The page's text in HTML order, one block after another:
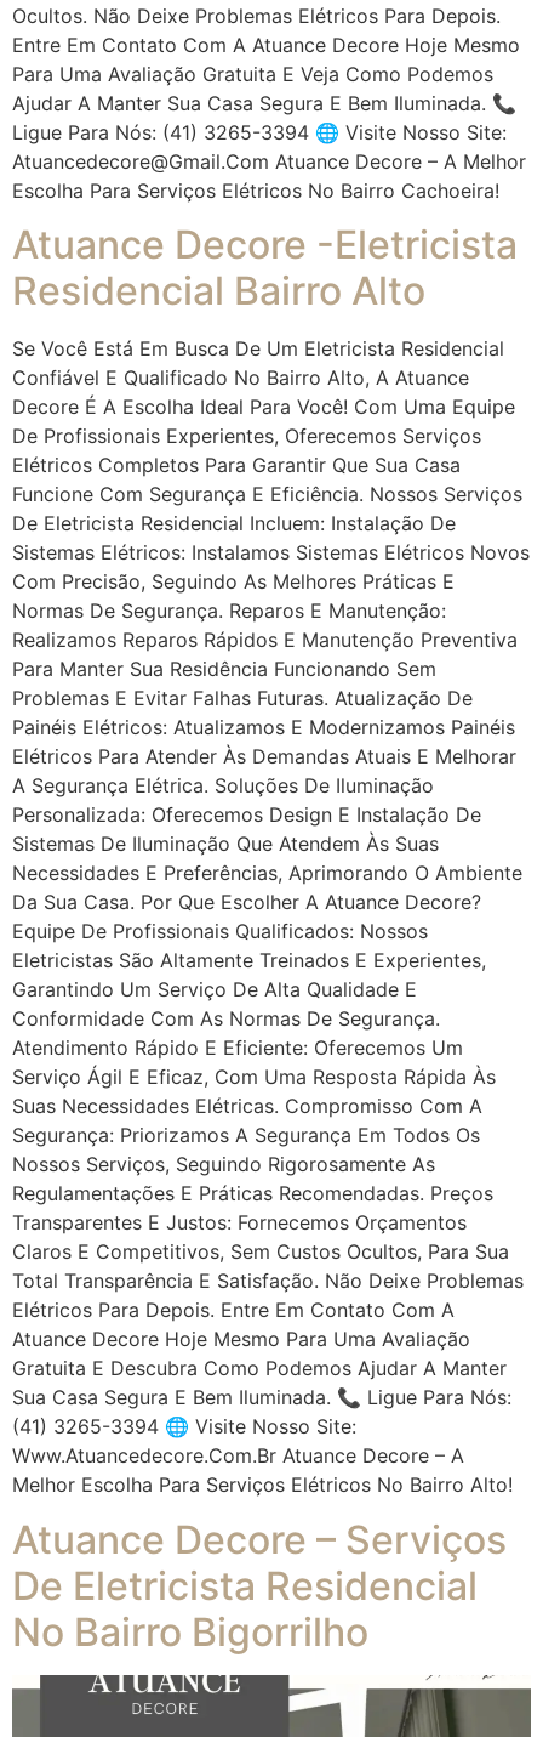
Ocultos. Não Deixe Problemas Elétricos Para Depois.
Entre Em Contato Com A Atuance Decore Hoje Mesmo
Para Uma Avaliação Gratuita E Veja Como Podemos
Ajudar A Manter Sua Casa Segura E Bem Iluminada. 📞
Ligue Para Nós: (41) 3265-3394 🌐 Visite Nosso Site:
Atuancedecore@gmail.com Atuance Decore – A Melhor
Escolha Para Serviços Elétricos No Bairro Cachoeira!
Atuance Decore -Eletricista
Residencial Bairro Alto
Se Você Está Em Busca De Um Eletricista Residencial
Confiável E Qualificado No Bairro Alto, A Atuance
Decore É A Escolha Ideal Para Você! Com Uma Equipe
De Profissionais Experientes, Oferecemos Serviços
Elétricos Completos Para Garantir Que Sua Casa
Funcione Com Segurança E Eficiência. Nossos Serviços
De Eletricista Residencial Incluem: Instalação De
Sistemas Elétricos: Instalamos Sistemas Elétricos Novos
Com Precisão, Seguindo As Melhores Práticas E
Normas De Segurança. Reparos E Manutenção:
Realizamos Reparos Rápidos E Manutenção Preventiva
Para Manter Sua Residência Funcionando Sem
Problemas E Evitar Falhas Futuras. Atualização De
Painéis Elétricos: Atualizamos E Modernizamos Painéis
Elétricos Para Atender Às Demandas Atuais E Melhorar
A Segurança Elétrica. Soluções De Iluminação
Personalizada: Oferecemos Design E Instalação De
Sistemas De Iluminação Que Atendem Às Suas
Necessidades E Preferências, Aprimorando O Ambiente
Da Sua Casa. Por Que Escolher A Atuance Decore?
Equipe De Profissionais Qualificados: Nossos
Eletricistas São Altamente Treinados E Experientes,
Garantindo Um Serviço De Alta Qualidade E
Conformidade Com As Normas De Segurança.
Atendimento Rápido E Eficiente: Oferecemos Um
Serviço Ágil E Eficaz, Com Uma Resposta Rápida Às
Suas Necessidades Elétricas. Compromisso Com A
Segurança: Priorizamos A Segurança Em Todos Os
Nossos Serviços, Seguindo Rigorosamente As
Regulamentações E Práticas Recomendadas. Preços
Transparentes E Justos: Fornecemos Orçamentos
Claros E Competitivos, Sem Custos Ocultos, Para Sua
Total Transparência E Satisfação. Não Deixe Problemas
Elétricos Para Depois. Entre Em Contato Com A
Atuance Decore Hoje Mesmo Para Uma Avaliação
Gratuita E Descubra Como Podemos Ajudar A Manter
Sua Casa Segura E Bem Iluminada. 📞 Ligue Para Nós:
(41) 3265-3394 🌐 Visite Nosso Site:
Www.atuancedecore.com.br Atuance Decore – A
Melhor Escolha Para Serviços Elétricos No Bairro Alto!
Atuance Decore – Serviços
De Eletricista Residencial
No Bairro Bigorrilho